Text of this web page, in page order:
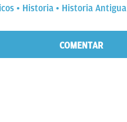
Historia Historia Antigua
COMENTAR